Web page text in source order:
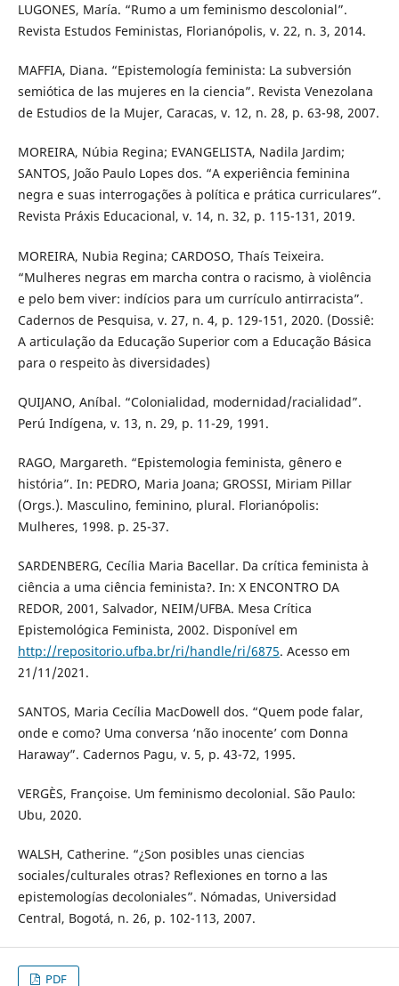
LUGONES, María. “Rumo a um feminismo descolonial”.
Revista Estudos Feministas, Florianópolis, v. 22, n. 3, 2014.
MAFFIA, Diana. “Epistemología feminista: La subversión
semiótica de las mujeres en la ciencia”. Revista Venezolana
de Estudios de la Mujer, Caracas, v. 12, n. 28, p. 63-98, 2007.
MOREIRA, Núbia Regina; EVANGELISTA, Nadila Jardim;
SANTOS, João Paulo Lopes dos. “A experiência feminina
negra e suas interrogações à política e prática curriculares”.
Revista Práxis Educacional, v. 14, n. 32, p. 115-131, 2019.
MOREIRA, Nubia Regina; CARDOSO, Thaís Teixeira.
“Mulheres negras em marcha contra o racismo, à violência
e pelo bem viver: indícios para um currículo antirracista”.
Cadernos de Pesquisa, v. 27, n. 4, p. 129-151, 2020. (Dossiê:
A articulação da Educação Superior com a Educação Básica
para o respeito às diversidades)
QUIJANO, Aníbal. “Colonialidad, modernidad/racialidad”.
Perú Indígena, v. 13, n. 29, p. 11-29, 1991.
RAGO, Margareth. “Epistemologia feminista, gênero e
história”. In: PEDRO, Maria Joana; GROSSI, Miriam Pillar
(Orgs.). Masculino, feminino, plural. Florianópolis:
Mulheres, 1998. p. 25-37.
SARDENBERG, Cecília Maria Bacellar. Da crítica feminista à
ciência a uma ciência feminista?. In: X ENCONTRO DA
REDOR, 2001, Salvador, NEIM/UFBA. Mesa Crítica
Epistemológica Feminista, 2002. Disponível em
http://repositorio.ufba.br/ri/handle/ri/6875. Acesso em
21/11/2021.
SANTOS, Maria Cecília MacDowell dos. “Quem pode falar,
onde e como? Uma conversa ‘não inocente’ com Donna
Haraway”. Cadernos Pagu, v. 5, p. 43-72, 1995.
VERGÈS, Françoise. Um feminismo decolonial. São Paulo:
Ubu, 2020.
WALSH, Catherine. “¿Son posibles unas ciencias
sociales/culturales otras? Reflexiones en torno a las
epistemologías decoloniales”. Nómadas, Universidad
Central, Bogotá, n. 26, p. 102-113, 2007.
PDF